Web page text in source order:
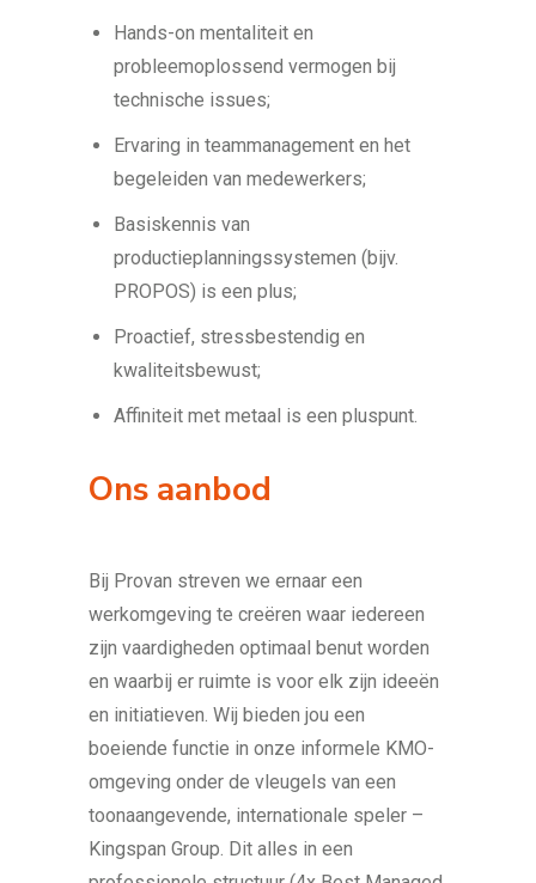
Hands-on mentaliteit en
probleemoplossend vermogen bij
technische issues;
Ervaring in teammanagement en het
begeleiden van medewerkers;
Basiskennis van
productieplanningssystemen (bijv.
PROPOS) is een plus;
Proactief, stressbestendig en
kwaliteitsbewust;
Affiniteit met metaal is een pluspunt.
Ons aanbod
Bij Provan streven we ernaar een
werkomgeving te creëren waar iedereen
zijn vaardigheden optimaal benut worden
en waarbij er ruimte is voor elk zijn ideeën
en initiatieven. Wij bieden jou een
boeiende functie in onze informele KMO-
omgeving onder de vleugels van een
toonaangevende, internationale speler –
Kingspan Group. Dit alles in een